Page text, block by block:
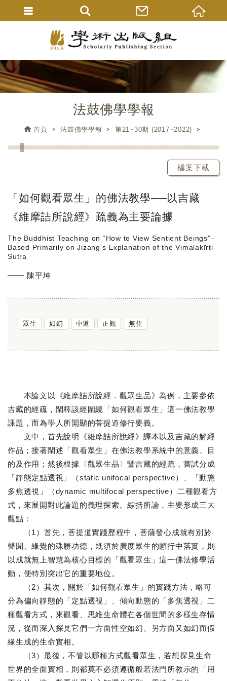
法鼓佛學學報
首頁 法鼓佛學學報 第21~30期 (2017~2022)
檔案下載
「如何觀看眾生」的佛法教學──以吉藏
《維摩詰所說經》疏義為主要論據
The Buddhist Teaching on “How to View Sentient Beings”–
Based Primarily on Jizang’s Explanation of the Vimalakīrti
Sutra
陳平坤
眾生 如幻 中道 正觀 無住
本論文以《維摩詰所說經．觀眾生品》為例，主要參依
吉藏的經疏，闡釋該經圍繞「如何觀看眾生」這一佛法教學
課題，而為學人所開顯的菩提道修行要義。
文中，首先說明《維摩詰所說經》譯本以及吉藏的解經
作品；接著闡述「觀看眾生」在佛法教學系統中的意義、目
的及作用；然後根據〈觀眾生品〉暨吉藏的經疏，嘗試分成
「靜態定點透視」（static unifocal perspective）、「動態
多焦透視」（dynamic multifocal perspective）二種觀看方
式，來展開對此論題的義理探索。綜括所論，主要形成三大
觀點：
（1）首先，菩提道實踐歷程中，菩薩發心成就有別於
聲聞、緣覺的殊勝功德，既須於廣度眾生的願行中落實，則
以成就無上智慧為核心目標的「觀看眾生」這一佛法修學活
動，便特別突出它的重要地位。
（2）其次，關於「如何觀看眾生」的實踐方法，略可
分為偏向靜態的「定點透視」、傾向動態的「多焦透視」二
種觀看方式，來觀看、思維生命體在各個世間的多樣生存情
況，從而深入探見它們一方面性空如幻、另方面又如幻而假
緣生成的生命實相。
（3）最後，不管以哪種方式觀看眾生，若想探見生命
世界的全面實相，則都莫不必須遵循般若法門所教示的「用